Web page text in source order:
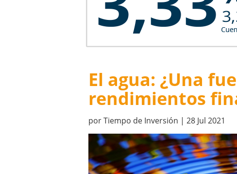
El agua: ¿Una
rendimientos
porTiempo de Inversión | 28 Jul 2021